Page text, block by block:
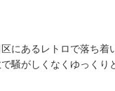
区にあるレトロで落ち着
で騒がしくなくゆっくり